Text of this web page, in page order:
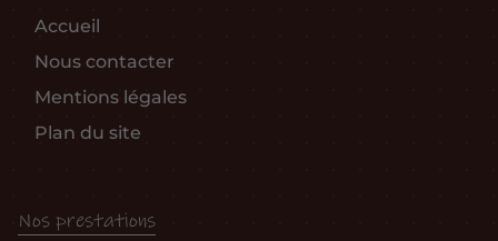
Accueil
Nous contacter
Mentions légales
Plan du site
Nos prestations